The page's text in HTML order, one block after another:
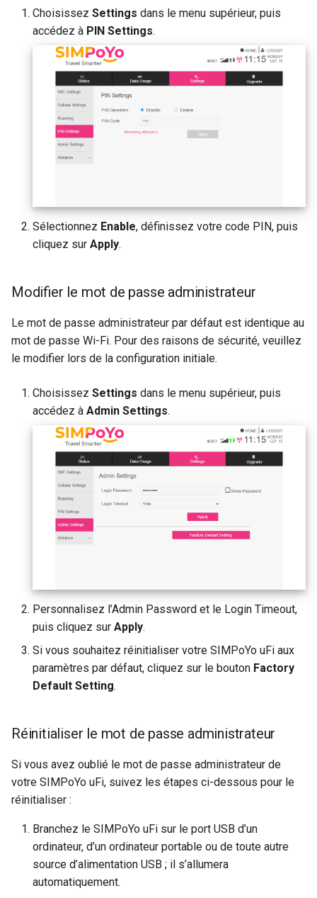
Choisissez Settings dans le menu supérieur, puis
accédez à PIN Settings.
Sélectionnez Enable, définissez votre code PIN, puis
cliquez sur Apply.
Modifier le mot de passe administrateur
Le mot de passe administrateur par défaut est identique au
mot de passe Wi-Fi. Pour des raisons de sécurité, veuillez
le modifier lors de la configuration initiale.
Choisissez Settings dans le menu supérieur, puis
accédez à Admin Settings.
Personnalisez l’Admin Password et le Login Timeout,
puis cliquez sur Apply.
Si vous souhaitez réinitialiser votre SIMPoYo uFi aux
paramètres par défaut, cliquez sur le bouton Factory
Default Setting.
Réinitialiser le mot de passe administrateur
Si vous avez oublié le mot de passe administrateur de
votre SIMPoYo uFi, suivez les étapes ci-dessous pour le
réinitialiser :
Branchez le SIMPoYo uFi sur le port USB d’un
ordinateur, d’un ordinateur portable ou de toute autre
source d’alimentation USB ; il s’allumera
automatiquement.